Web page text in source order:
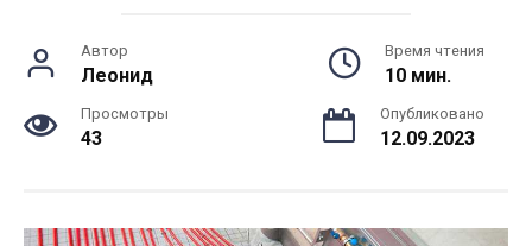
Автор
Леонид
Время чтения
10 мин.
Просмотры
43
Опубликовано
12.09.2023